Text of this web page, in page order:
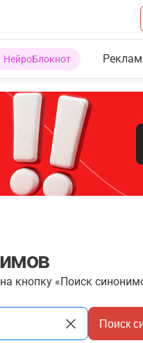
НейроБлокнот
кнопку «Поиск
Поиск